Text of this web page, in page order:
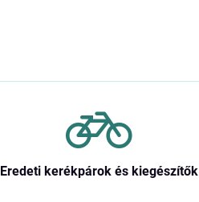
Eredeti kerékpárok és kiegészítők